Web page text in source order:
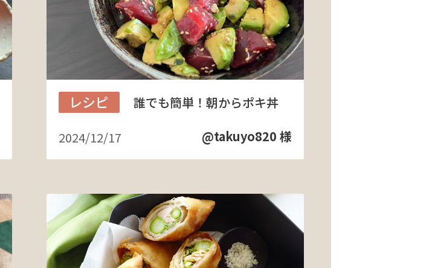
レシピ
誰でも簡単！朝からポキ丼
2024/12/17
@takuyo820 様